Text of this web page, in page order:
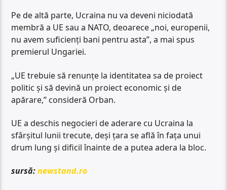
Pe de altă parte, Ucraina nu va deveni niciodată
membră a UE sau a NATO, deoarece „noi, europenii,
nu avem suficienţi bani pentru asta”, a mai spus
premierul Ungariei.
„UE trebuie să renunţe la identitatea sa de proiect
politic şi să devină un proiect economic şi de
apărare,” consideră Orban.
UE a deschis negocieri de aderare cu Ucraina la
sfârşitul lunii trecute, deşi ţara se află în faţa unui
drum lung şi dificil înainte de a putea adera la bloc.
sursă:newstand.ro